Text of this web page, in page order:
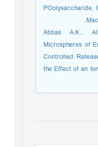
30. Abbas A.K.,
Microspheres of
Controlled
the Effect of an